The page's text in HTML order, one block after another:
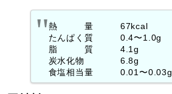
熱 量 67kcal
たんぱく質 0.4〜1.0g
脂 質 4.1g
炭水化物 6.8g
食塩相当量 0.01〜0.03g